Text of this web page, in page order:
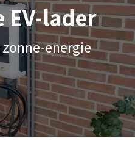
EV-lader
energie